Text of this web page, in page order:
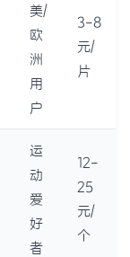
美/
欧
洲
用
户
3-8
元/
片
运
动
爱
好
者
12-
25
元/
个